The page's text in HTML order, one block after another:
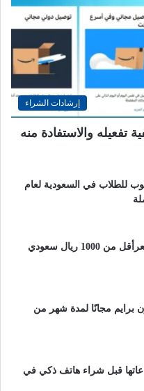
إرشادات الشراء
تفعيله والاستفادة منه
للطلاب في السعودية لعام
ريال سعودي
برايم مجانًا لمدة شهر من
قبل شراء هاتف ذكي في